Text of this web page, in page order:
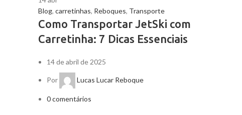
Blog, carretinhas, Reboques, Transporte
Como Transportar JetSki com
Carretinha: 7 Dicas Essenciais
14 de abril de 2025
Por Lucas Lucar Reboque
0comentários